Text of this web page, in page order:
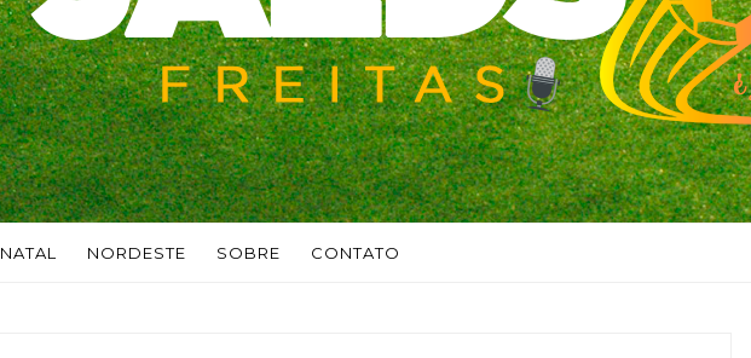
NATAL NORDESTE SOBRE CONTATO